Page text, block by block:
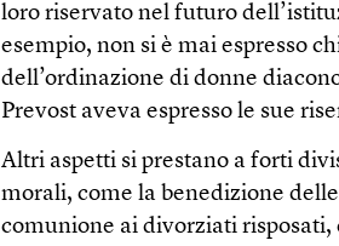
loro riservato nel futuro
esempio, non si è mai espresso
dell’ordinazione di donne
Prevost aveva espresso le sue
Altri aspetti si prestano a forti
morali, come la benedizione
comunione ai divorziati risposati,